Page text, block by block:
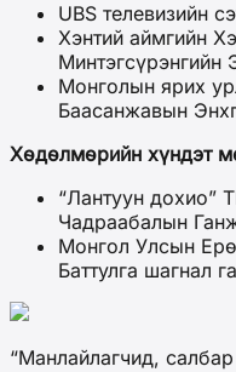
UBS телевизийн
Хэнтий аймгийн
Минтэгсүрэнгийн
Монголын ярих
Баасанжавын
Хөдөлмөрийн хүндэт
“Лантуун дохио”
Чадраабалын
Монгол Улсын
Баттулга шагнал
“Манлайлагчид,